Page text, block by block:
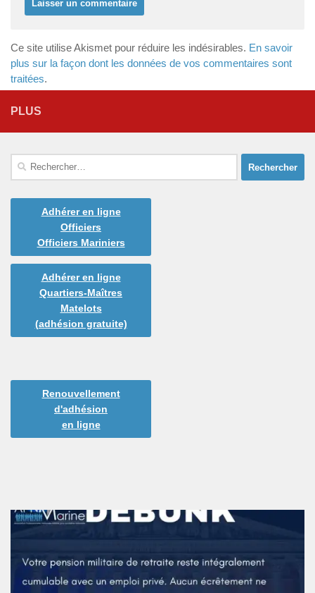
Ce site utilise Akismet pour réduire les indésirables. En savoir
plus sur la façon dont les données de vos commentaires sont
traitées.
PLUS
Rechercher :
Adhérer en ligne
Officiers
Officiers Mariniers
Adhérer en ligne
Quartiers-Maîtres
Matelots
(adhésion gratuite)
Renouvellement
d'adhésion
en ligne